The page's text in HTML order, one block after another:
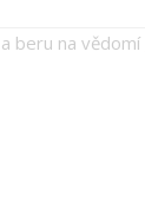
beru na vědomí